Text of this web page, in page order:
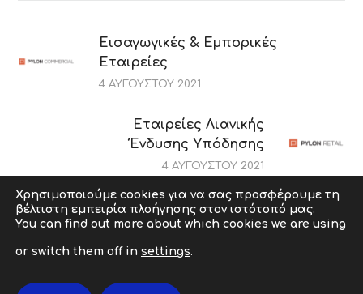
Εισαγωγικές & Εμπορικές
Εταιρείες
4 ΑΥΓΟΎΣΤΟΥ 2021
Εταιρείες Λιανικής
Ένδυσης Υπόδησης
4 ΑΥΓΟΎΣΤΟΥ 2021
Copyright © 2009-2026 abcit.gr. All Rights Reserved. |
Powered by abcit Developed by
Όροι Χρήσης|Πολιτικής Ποιότητας
Χρησιμοποιούμε cookies για να σας προσφέρουμε τη
βέλτιστη εμπειρία πλοήγησης στον ιστότοπό μας.
You can find out more about which cookies we are using
or switch them off in settings.